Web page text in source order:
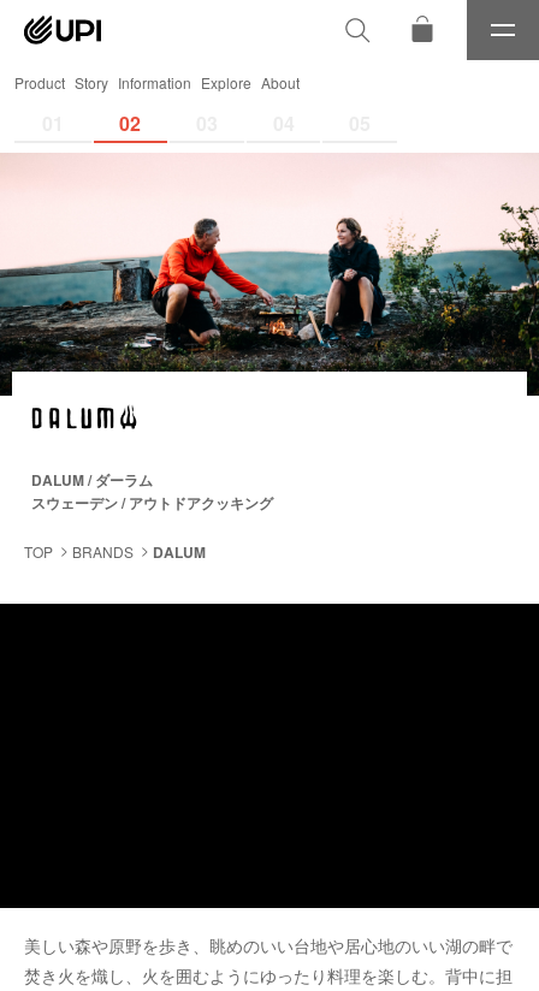
メ
ニ
Product Story Information Explore About
02
DALUM / ダーラム
スウェーデン / アウトドアクッキング
TOP BRANDS DALUM
美しい森や原野を歩き、眺めのいい台地や居心地のいい湖の畔で
焚き火を熾し、火を囲むようにゆったり料理を楽しむ。背中に担